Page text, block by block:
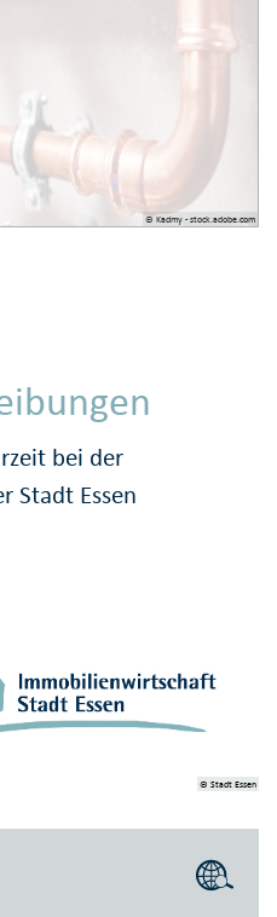
© Kadmy - stock.adobe.com
bei der
Stadt Essen
© Stadt Essen